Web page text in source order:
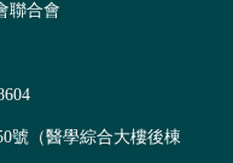
聯合會
號（醫學綜合大樓後棟